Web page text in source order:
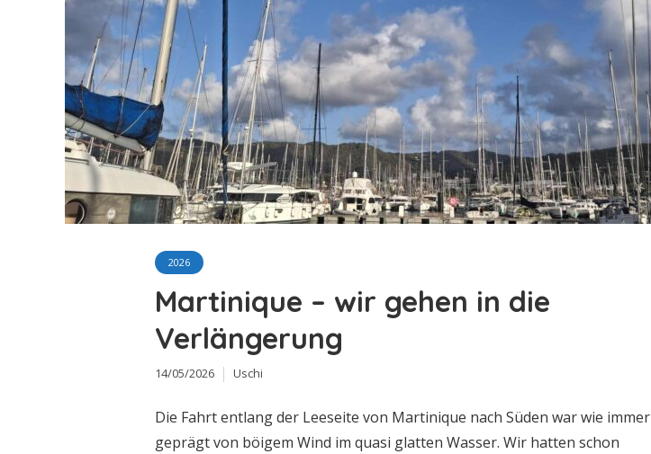
2026
Martinique – wir gehen in die
Verlängerung
14/05/2026 Uschi
Die Fahrt entlang der Leeseite von Martinique nach Süden war wie immer
geprägt von böigem Wind im quasi glatten Wasser. Wir hatten schon